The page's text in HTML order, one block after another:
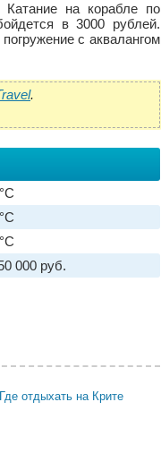
на корабле по
в 3000 рублей.
с аквалангом
.
000 руб.
Где отдыхать на Крите